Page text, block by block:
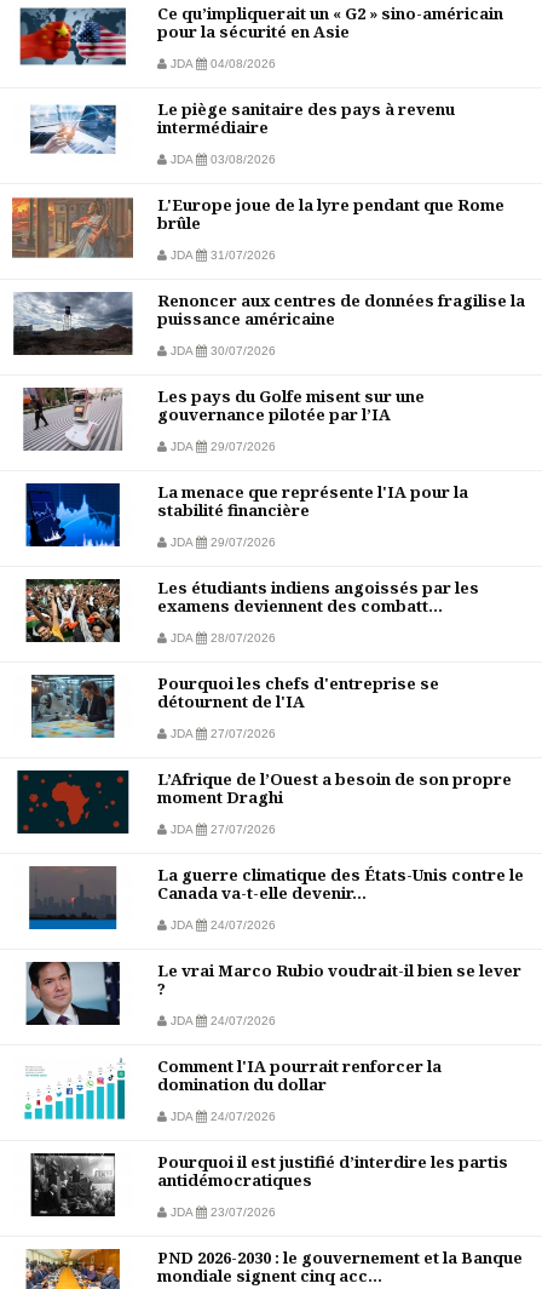
Ce qu’impliquerait un « G2 » sino-américain
pour la sécurité en Asie
JDA 04/08/2026
Le piège sanitaire des pays à revenu
intermédiaire
JDA 03/08/2026
L'Europe joue de la lyre pendant que Rome
brûle
JDA 31/07/2026
Renoncer aux centres de données fragilise la
puissance américaine
JDA 30/07/2026
Les pays du Golfe misent sur une
gouvernance pilotée par l’IA
JDA 29/07/2026
La menace que représente l'IA pour la
stabilité financière
JDA 29/07/2026
Les étudiants indiens angoissés par les
examens deviennent des combatt...
JDA 28/07/2026
Pourquoi les chefs d'entreprise se
détournent de l'IA
JDA 27/07/2026
L’Afrique de l’Ouest a besoin de son propre
moment Draghi
JDA 27/07/2026
La guerre climatique des États-Unis contre le
Canada va-t-elle devenir...
JDA 24/07/2026
Le vrai Marco Rubio voudrait-il bien se lever
?
JDA 24/07/2026
Comment l'IA pourrait renforcer la
domination du dollar
JDA 24/07/2026
Pourquoi il est justifié d’interdire les partis
antidémocratiques
JDA 23/07/2026
PND 2026-2030 : le gouvernement et la Banque
mondiale signent cinq acc...